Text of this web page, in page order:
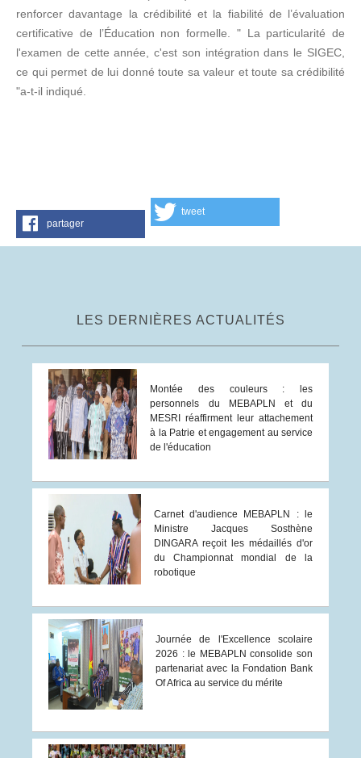
renforcer davantage la crédibilité et la fiabilité de l’évaluation
certificative de l’Éducation non formelle. " La particularité de
l'examen de cette année, c'est son intégration dans le SIGEC,
ce qui permet de lui donné toute sa valeur et toute sa crédibilité
"a-t-il indiqué.
partager
tweet
LES DERNIÈRES ACTUALITÉS
Montée des couleurs : les
personnels du MEBAPLN et du
MESRI réaffirment leur attachement
à la Patrie et engagement au service
de l'éducation
Carnet d'audience MEBAPLN : le
Ministre Jacques Sosthène
DINGARA reçoit les médaillés d'or
du Championnat mondial de la
robotique
Journée de l'Excellence scolaire
2026 : le MEBAPLN consolide son
partenariat avec la Fondation Bank
Of Africa au service du mérite